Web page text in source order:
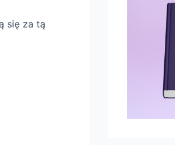
się za tą